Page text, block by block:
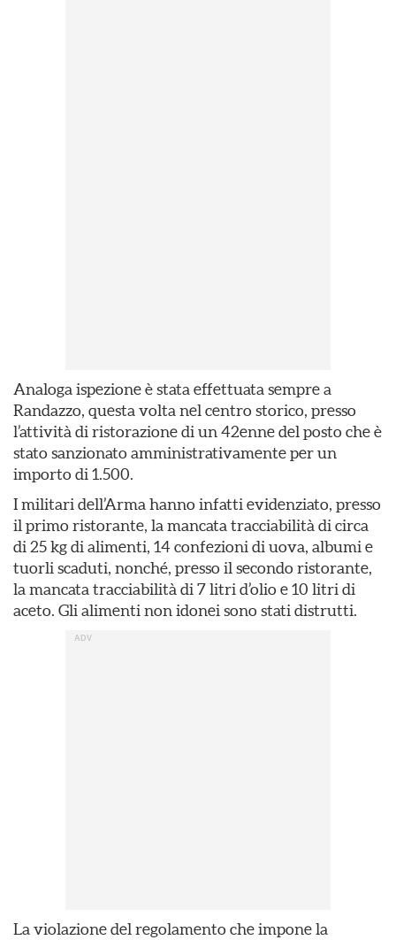
Analoga ispezione è stata effettuata sempre a
Randazzo, questa volta nel centro storico, presso
l’attività di ristorazione di un 42enne del posto che è
stato sanzionato amministrativamente per un
importo di 1.500.
I militari dell’Arma hanno infatti evidenziato, presso
il primo ristorante, la mancata tracciabilità di circa
di 25 kg di alimenti, 14 confezioni di uova, albumi e
tuorli scaduti, nonché, presso il secondo ristorante,
la mancata tracciabilità di 7 litri d’olio e 10 litri di
aceto. Gli alimenti non idonei sono stati distrutti.
La violazione del regolamento che impone la